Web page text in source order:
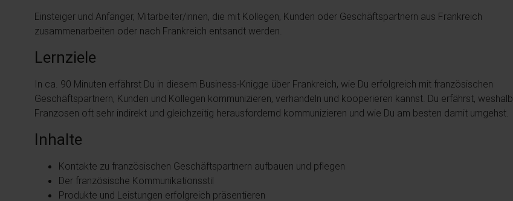
Einsteiger und Anfänger, Mitarbeiter/innen, die mit Kollegen, Kunden oder Geschäftspartnern aus Frankreich
zusammenarbeiten oder nach Frankreich entsandt werden.
Lernziele
In ca. 90 Minuten erfährst Du in diesem Business-Knigge über Frankreich, wie Du erfolgreich mit französischen
Geschäftspartnern, Kunden und Kollegen kommunizieren, verhandeln und kooperieren kannst. Du erfährst, weshalb
Franzosen oft sehr indirekt und gleichzeitig herausfordernd kommunizieren und wie Du am besten damit umgehst.
Inhalte
Kontakte zu französischen Geschäftspartnern aufbauen und pflegen
Der französische Kommunikationsstil
Produkte und Leistungen erfolgreich präsentieren